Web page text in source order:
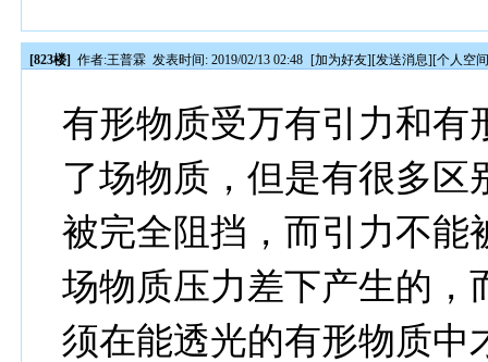
[823楼] 作者:王普霖 发表时间: 2019/02/13 02:48 [加为好友][发送消息][个人空
有形物质受万有引力和有
了场物质，但是有很多
被完全阻挡，而引力不能
场物质压力差下产生的，
须在能透光的有形物质中